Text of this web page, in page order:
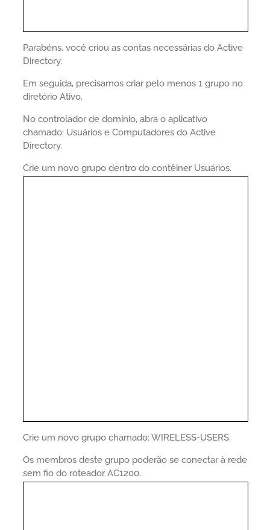
Parabéns, você criou as contas necessárias do Active
Directory.
Em seguida, precisamos criar pelo menos 1 grupo no
diretório Ativo.
No controlador de domínio, abra o aplicativo
chamado: Usuários e Computadores do Active
Directory.
Crie um novo grupo dentro do contêiner Usuários.
Crie um novo grupo chamado: WIRELESS-USERS.
Os membros deste grupo poderão se conectar à rede
sem fio do roteador AC1200.